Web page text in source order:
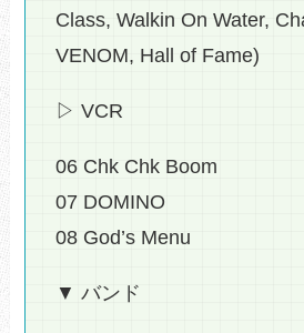
Class, Walkin On Water,
VENOM, Hall of Fame)
▷ VCR
06 Chk Chk Boom
07 DOMINO
08 God’s Menu
▼ バンド